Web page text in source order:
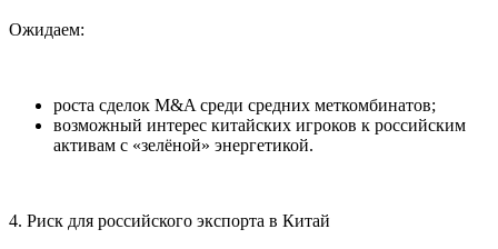
Ожидаем:
роста сделок M&A среди средних меткомбинатов;
возможный интерес китайских игроков к российским
активам с «зелёной» энергетикой.
4. Риск для российского экспорта в Китай